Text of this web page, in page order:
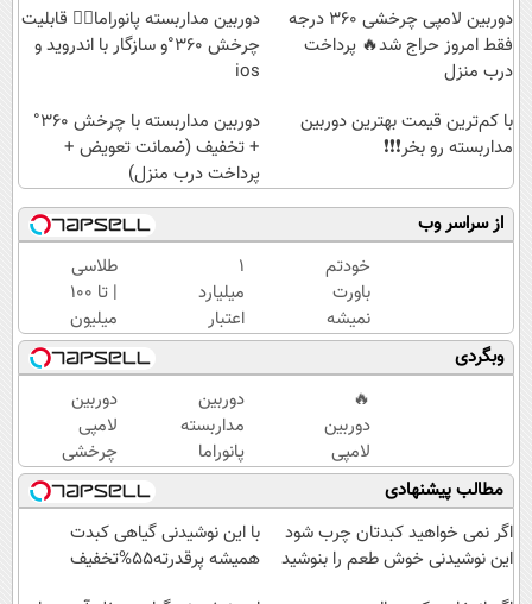
دوربین لامپی چرخشی 360 درجه
فقط امروز حراج شد🔥 پرداخت
درب منزل
دوربین مداربسته پانوراما👈🏻 قابلیت
چرخش 360°و سازگار با اندروید و
ios
با کم‌ترین قیمت بهترین دوربین
مداربسته رو بخر❗❗❗
دوربین مداربسته با چرخش 360°
+ تخفیف (ضمانت تعویض +
پرداخت درب منزل)
از سراسر وب
خودتم
باورت
نمیشه
چقدر
جوون
شدی!
خرید
جوانساز
اسپیرولینا
با تخفیف
ویژه
۱
میلیارد
اعتبار
خرید
طلا |
بدون
ضامن
و چک
طلاسی
| تا 100
میلیون
وام
آنی
خرید
طلا💰
ثبت
نام
کن!
وبگردی
🔥
دوربین
لامپی
چرخشی
360
درجه🔥
پرداخت
دوربین
مداربسته
پانوراما
👈🏻
قابلیت
چرخش
360°و
دوربین
لامپی
چرخشی
360
درجه
فقط
امروز
مطالب پیشنهادی
اگر نمی خواهید کبدتان چرب شود
این نوشیدنی خوش طعم را بنوشید
با این نوشیدنی گیاهی کبدت
همیشه پرقدرته55%تخفیف